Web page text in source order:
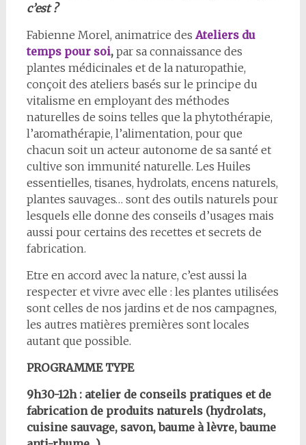
c’est ?
Fabienne Morel, animatrice desAteliers du
temps pour soi,par sa connaissance des
plantes médicinales et de la naturopathie,
conçoit des ateliers basés sur le principe du
vitalisme en employant des méthodes
naturelles de soins telles que la phytothérapie,
l’aromathérapie, l’alimentation, pour que
chacun soit un acteur autonome de sa santé et
cultive son immunité naturelle. Les Huiles
essentielles, tisanes, hydrolats, encens naturels,
plantes sauvages… sont des outils naturels pour
lesquels elle donne des conseils d’usages mais
aussi pour certains des recettes et secrets de
fabrication.
Etre en accord avec la nature, c’est aussi la
respecter et vivre avec elle : les plantes utilisées
sont celles de nos jardins et de nos campagnes,
les autres matières premières sont locales
autant que possible.
PROGRAMME TYPE
9h30-12h : atelier de conseils pratiques et de
fabrication de produits naturels (hydrolats,
cuisine sauvage, savon, baume à lèvre, baume